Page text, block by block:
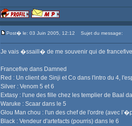
Post� le: 03 Juin 2005, 12:12 Sujet du message:
Je vais �ssaill� de me souvenir qui de
Francefive dans Damned
Red : Un client de Sinji et Co dans l'intro du 4,
Silver : Venom 5 et 6
Extasy : l'une des fille chez les templier de Baal
Waruke : Scaar dans le 5
Glou Man chou : l'un des chef de l'ordre (avec
Black : Vendeur d'artefacts (pourris) dans le 6